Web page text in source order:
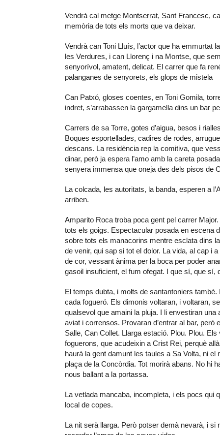
Vendrà cal metge Montserrat, Sant Francesc,
memòria de tots els morts que va deixar.
Vendrà can Toni Lluís, l’actor que ha emmurtat
les Verdures, i can Llorenç i na Montse, que
senyorívol, amatent, delicat. El carrer que fa
palanganes de senyorets, els glops de mistela
Can Patxó, gloses coentes, en Toni Gomila,
indret, s’arrabassen la gargamella dins un bar
Carrers de sa Torre, gotes d’aigua, besos i
Boques esportellades, cadires de rodes,
descans. La residència rep la comitiva, que
dinar, però ja espera l’amo amb la careta
senyera immensa que oneja des dels pisos de
La colcada, les autoritats, la banda, esperen a
arriben.
Amparito Roca troba poca gent pel carrer
tots els goigs. Espectacular posada en escena
sobre tots els manacorins mentre esclata dins
de venir, qui sap si tot el dolor. La vida, al cap i
de cor, vessant ànima per la boca per poder
gasoil insuficient, el fum ofegat. I que sí, que sí,
El temps dubta, i molts de santantoniers
cada fogueró. Els dimonis voltaran, i voltaran,
qualsevol que amaini la pluja. I li envestiran
aviat i corrensos. Provaran d’entrar al bar,
Salle, Can Collet. Llarga estació. Plou. Plou.
foguerons, que acudeixin a Crist Rei, perquè
haurà la gent damunt les taules a Sa Volta, ni
plaça de la Concòrdia. Tot morirà abans. No hi
nous ballant a la portassa.
La vetlada mancaba, incompleta, i els pocs qui
local de copes.
La nit serà llarga. Però potser demà nevarà, i